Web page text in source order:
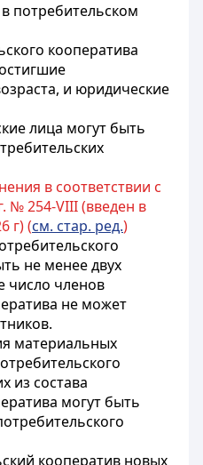
потребительском
кооператива
и юридические
лица могут быть
в соответствии с
№ 254-VIII (введен в
г) (см. стар. ред.)
не менее двух
число членов
не может
.
материальных
из состава
могут быть
кооператив новых